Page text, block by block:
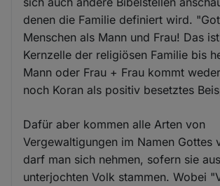
denen die Familie definiert wird.
Menschen als Mann und Frau! Das
Kernzelle der religiösen Familie bis
Mann oder Frau + Frau kommt
noch Koran als positiv besetztes
Dafür aber kommen alle Arten von
Vergewaltigungen im Namen Gottes
darf man sich nehmen, sofern sie
unterjochten Volk stammen. Wobei